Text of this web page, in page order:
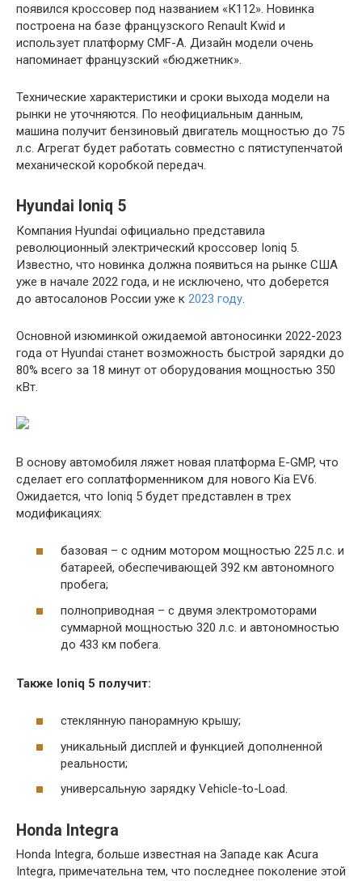
появился кроссовер под названием «К112». Новинка
построена на базе французского Renault Kwid и
использует платформу CMF-A. Дизайн модели очень
напоминает французский «бюджетник».
Технические характеристики и сроки выхода модели на
рынки не уточняются. По неофициальным данным,
машина получит бензиновый двигатель мощностью до 75
л.с. Агрегат будет работать совместно с пятиступенчатой
механической коробкой передач.
Hyundai Ioniq 5
Компания Hyundai официально представила
революционный электрический кроссовер Ioniq 5.
Известно, что новинка должна появиться на рынке США
уже в начале 2022 года, и не исключено, что доберется
до автосалонов России уже к 2023 году.
Основной изюминкой ожидаемой автоносинки 2022-2023
года от Hyundai станет возможность быстрой зарядки до
80% всего за 18 минут от оборудования мощностью 350
кВт.
В основу автомобиля ляжет новая платформа E-GMP, что
сделает его соплатформенником для нового Kia EV6.
Ожидается, что Ioniq 5 будет представлен в трех
модификациях:
базовая – с одним мотором мощностью 225 л.с. и
батареей, обеспечивающей 392 км автономного
пробега;
полноприводная – с двумя электромоторами
суммарной мощностью 320 л.с. и автономностью
до 433 км побега.
Также Ioniq 5 получит:
стеклянную панорамную крышу;
уникальный дисплей и функцией дополненной
реальности;
универсальную зарядку Vehicle-to-Load.
Honda Integra
Honda Integra, больше известная на Западе как Acura
Integra, примечательна тем, что последнее поколение этой